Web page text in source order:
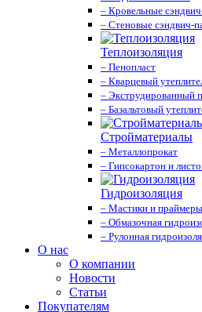
– Кровельные
– Стеновые сэндвич-
Теплоизоляция
– Пенопласт
– Кварцевый
– Экструдированный
– Базальтовый
Стройматериалы
– Металлопрокат
– Гипсокартон и
Гидроизоляция
– Мастики и праймеры
– Обмазочная
– Рулонная
О нас
О компании
Новости
Статьи
Покупателям